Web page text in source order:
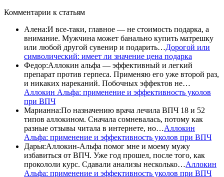
Комментарии к статьям
Алена:И все-таки, главное — не стоимость подарка, а
внимание. Мужчина может банально купить матрешку
или любой другой сувенир и подарить…Дорогой или
символический: имеет ли значение цена подарка
Федор:Аллокин альфа — эффективный и легкий
препарат против герпеса. Применяю его уже второй раз,
и никаких нареканий. Побочных эффектов не…
Аллокин Альфа: применение и эффективность уколов
при ВПЧ
Марианна:По назначению врача лечила ВПЧ 18 и 52
типов аллокином. Сначала сомневалась, потому как
разные отзывы читала в интернете, но…Аллокин
Альфа: применение и эффективность уколов при ВПЧ
Дарья:Аллокин-Альфа помог мне и моему мужу
избавиться от ВПЧ. Уже год прошел, после того, как
прокололи курс. Сдавали анализы несколько…Аллокин
Альфа: применение и эффективность уколов при ВПЧ